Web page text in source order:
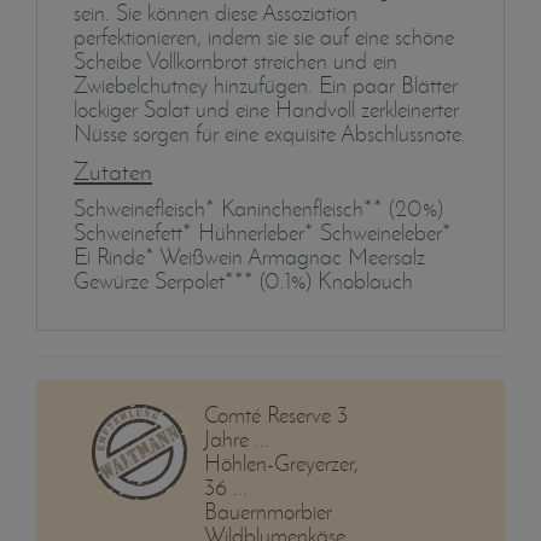
sein. Sie können diese Assoziation
perfektionieren, indem sie sie auf eine schöne
Scheibe Vollkornbrot streichen und ein
Zwiebelchutney hinzufügen. Ein paar Blätter
lockiger Salat und eine Handvoll zerkleinerter
Nüsse sorgen für eine exquisite Abschlussnote.
Zutaten
Schweinefleisch* Kaninchenfleisch** (20%)
Schweinefett* Hühnerleber* Schweineleber*
Ei Rinde* Weißwein Armagnac Meersalz
Gewürze Serpolet*** (0.1%) Knoblauch
Comté Reserve 3
Jahre ...
Höhlen-Greyerzer,
36 ...
Bauernmorbier